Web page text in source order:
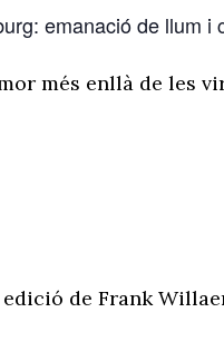
emanació de llum i
més enllà de les
edició de Frank